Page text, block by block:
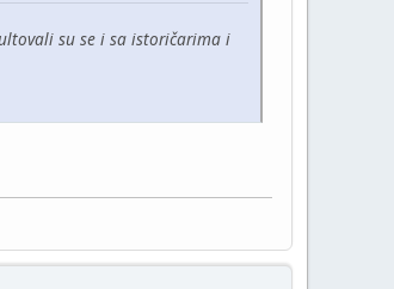
su se i sa istoričarima i